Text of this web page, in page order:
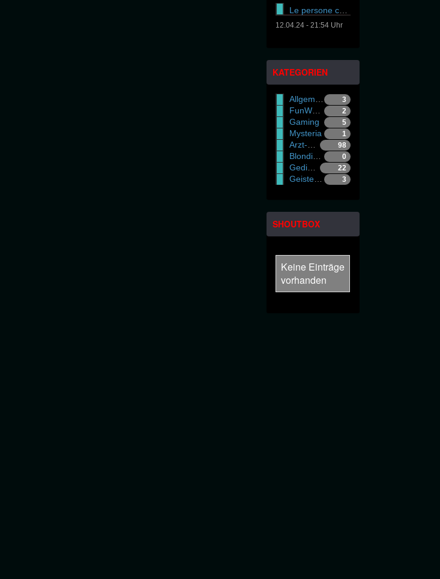
12.04.24 - 21:54 Uhr
KATEGORIEN
3
2
Gaming 5
Mysteria 1
98
0
22
3
SHOUTBOX
Keine Einträge
vorhanden